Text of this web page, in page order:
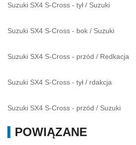
Suzuki SX4 S-Cross - tył / Suzuki
Suzuki SX4 S-Cross - bok / Suzuki
Suzuki SX4 S-Cross - przód / Redkacja
Suzuki SX4 S-Cross - tył / rdakcja
Suzuki SX4 S-Cross - przód / Suzuki
POWIĄZANE